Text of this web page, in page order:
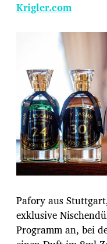
Krigler.com
Pafory aus
exklusive
Programm an, bei